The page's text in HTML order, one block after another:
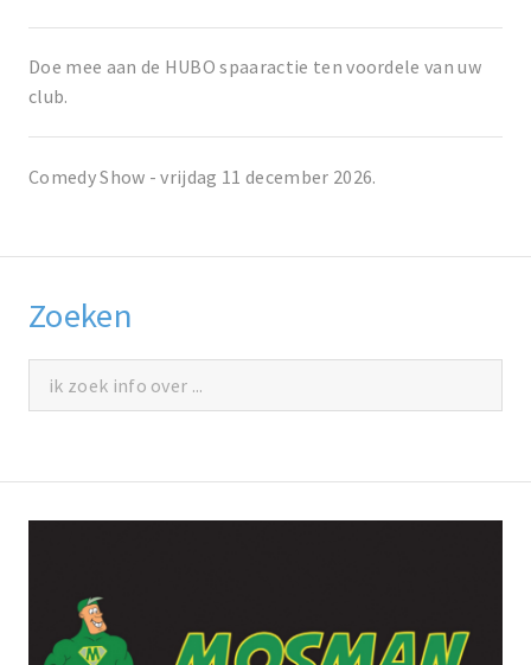
Doe mee aan de HUBO spaaractie ten voordele van uw
club.
Comedy Show - vrijdag 11 december 2026.
Zoeken